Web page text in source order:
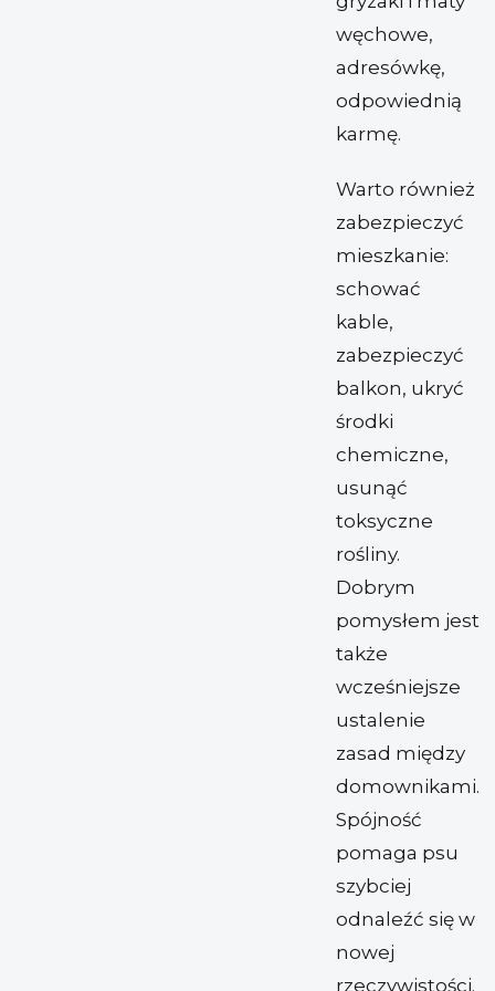
węchowe,
adresówkę,
odpowiednią
karmę.
Warto również
zabezpieczyć
mieszkanie:
schować
kable,
zabezpieczyć
balkon, ukryć
środki
chemiczne,
usunąć
toksyczne
rośliny.
Dobrym
pomysłem jest
także
wcześniejsze
ustalenie
zasad między
domownikami.
Spójność
pomaga psu
szybciej
odnaleźć się w
nowej
rzeczywistości.